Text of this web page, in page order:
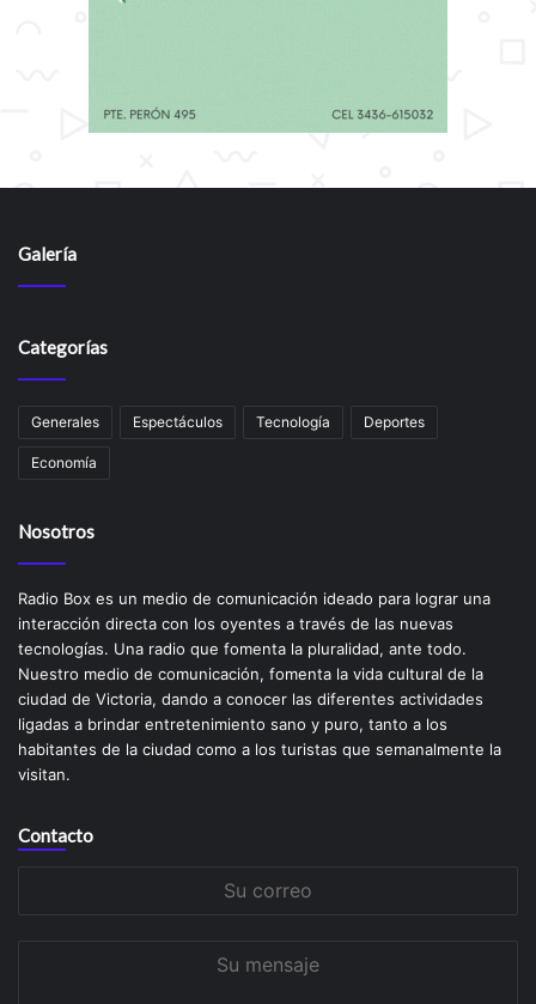
Galería
Categorías
Generales Espectáculos Tecnología Deportes
Economía
Nosotros
Radio Box es un medio de comunicación ideado para lograr una
interacción directa con los oyentes a través de las nuevas
tecnologías. Una radio que fomenta la pluralidad, ante todo.
Nuestro medio de comunicación, fomenta la vida cultural de la
ciudad de Victoria, dando a conocer las diferentes actividades
ligadas a brindar entretenimiento sano y puro, tanto a los
habitantes de la ciudad como a los turistas que semanalmente la
visitan.
Contacto